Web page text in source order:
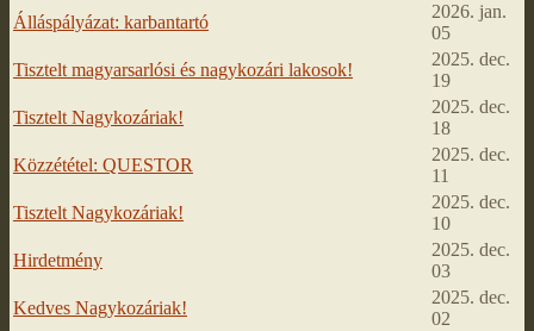
Álláspályázat: karbantartó
2026. jan.
05
Tisztelt magyarsarlósi és nagykozári lakosok!
2025. dec.
19
Tisztelt Nagykozáriak!
2025. dec.
18
Közzététel: QUESTOR
2025. dec.
11
Tisztelt Nagykozáriak!
2025. dec.
10
Hirdetmény
2025. dec.
03
Kedves Nagykozáriak!
2025. dec.
02